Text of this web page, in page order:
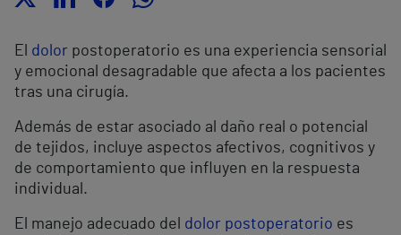
El dolor postoperatorio es una experiencia sensorial
y emocional desagradable que afecta a los pacientes
tras una cirugía.
Además de estar asociado al daño real o potencial
de tejidos, incluye aspectos afectivos, cognitivos y
de comportamiento que influyen en la respuesta
individual.
El manejo adecuado del dolor postoperatorio es